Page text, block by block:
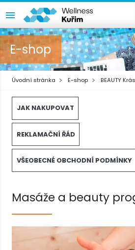
E-shop
Úvodní stránka E-shop BEAUTY
JAK NAKUPOVAT
REKLAMAČNÍ ŘÁD
VŠEOBECNÉ OBCHODNÍ PODMÍNKY
Masáže a beauty